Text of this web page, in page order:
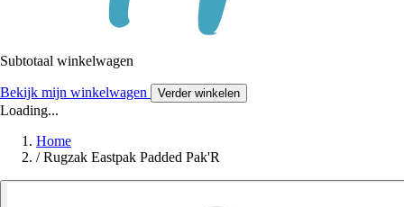
Subtotaal winkelwagen
Bekijk mijn winkelwagen Verder winkelen
Loading...
Home
/ Rugzak Eastpak Padded Pak'R